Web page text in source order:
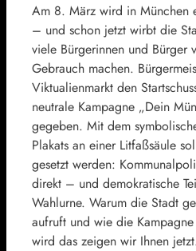
Am 8. März wird in München
– und schon jetzt wirbt die
viele Bürgerinnen und Bürger
Gebrauch machen.
Viktualienmarkt den
neutrale Kampagne „Dein
gegeben. Mit dem
Plakats an einer Litfaßsäule
gesetzt werden:
direkt – und demokratische
Wahlurne. Warum die Stadt
aufruft und wie die
wird das zeigen wir Ihnen